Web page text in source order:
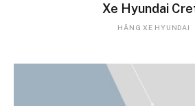
Xe Hyundai
HÃNG XE HYUNDAI